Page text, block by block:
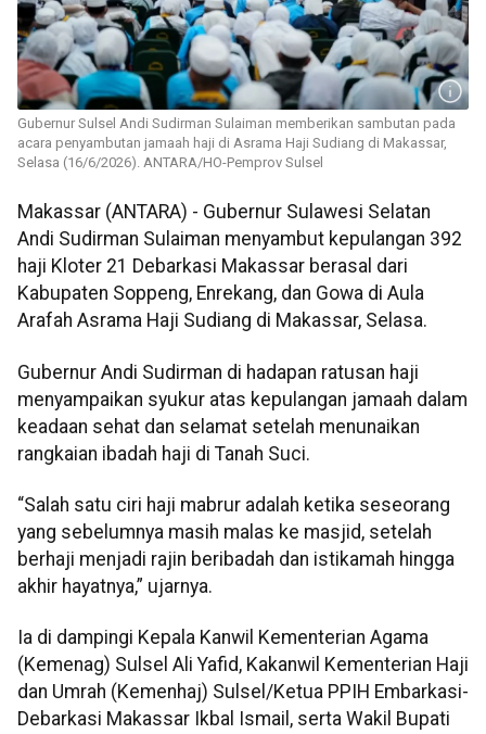
Gubernur Sulsel Andi Sudirman Sulaiman memberikan sambutan pada
acara penyambutan jamaah haji di Asrama Haji Sudiang di Makassar,
Selasa (16/6/2026). ANTARA/HO-Pemprov Sulsel
Makassar (ANTARA) - Gubernur Sulawesi Selatan
Andi Sudirman Sulaiman menyambut kepulangan 392
haji Kloter 21 Debarkasi Makassar berasal dari
Kabupaten Soppeng, Enrekang, dan Gowa di Aula
Arafah Asrama Haji Sudiang di Makassar, Selasa.
Gubernur Andi Sudirman di hadapan ratusan haji
menyampaikan syukur atas kepulangan jamaah dalam
keadaan sehat dan selamat setelah menunaikan
rangkaian ibadah haji di Tanah Suci.
“Salah satu ciri haji mabrur adalah ketika seseorang
yang sebelumnya masih malas ke masjid, setelah
berhaji menjadi rajin beribadah dan istikamah hingga
akhir hayatnya,” ujarnya.
Ia di dampingi Kepala Kanwil Kementerian Agama
(Kemenag) Sulsel Ali Yafid, Kakanwil Kementerian Haji
dan Umrah (Kemenhaj) Sulsel/Ketua PPIH Embarkasi-
Debarkasi Makassar Ikbal Ismail, serta Wakil Bupati